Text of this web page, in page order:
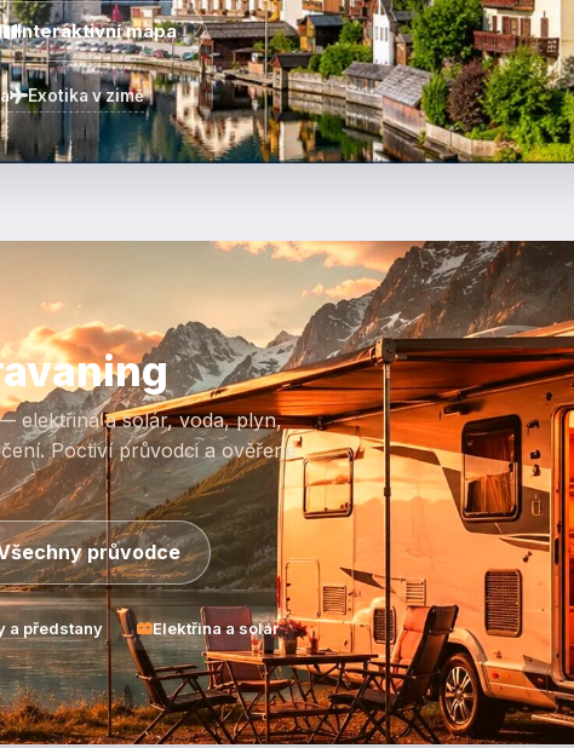
Interaktivní mapa
Exotika v zimě
elektřina a solár, voda, plyn,
Poctiví průvodci a ověřené
průvodce
a předstany Elektřina a solár